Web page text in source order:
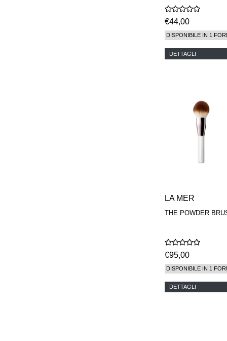
€44,00
DISPONIBILE IN 1
DETTAGLI
LA MER
THE POWDER
€95,00
DISPONIBILE IN 1
DETTAGLI